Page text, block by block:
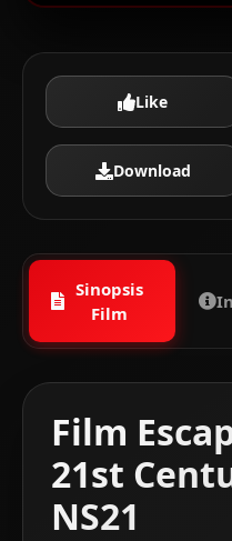
Like
Download
Sinopsis
Film
Film
21st
NS21